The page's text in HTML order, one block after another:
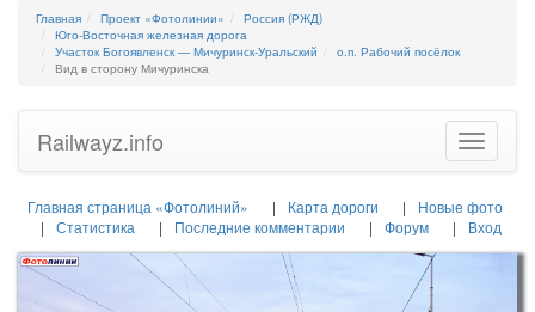
Главная Проект «Фотолинии»
Россия (РЖД)
Юго-Восточная железная дорога
Участок Богоявленск — Мичуринск-Уральский
о.п. Рабочий посёлок
Вид в сторону Мичуринска
Toggle
Railwayz.info
Главная страница «Фотолиний» Карта дороги
Новые фото
Статистика
Последние комментарии Форум Вход